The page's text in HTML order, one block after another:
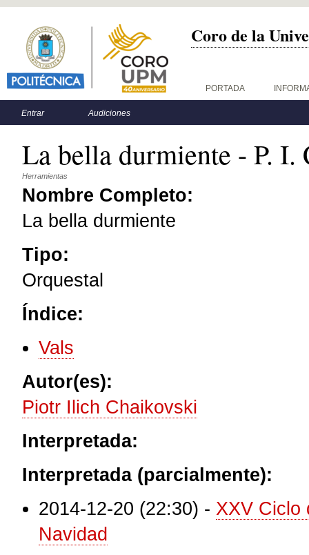
Coro de la
Menú principal PORTADA
Menú secundario
Entrar Audiciones
La bella durmiente - P. I.
Herramientas
Nombre Completo:
La bella durmiente
Tipo:
Orquestal
Índice:
Vals
Autor(es):
Piotr Ilich Chaikovski
Interpretada:
Interpretada (parcialmente):
2014-12-20 (22:30) - XXV Ciclo
Navidad